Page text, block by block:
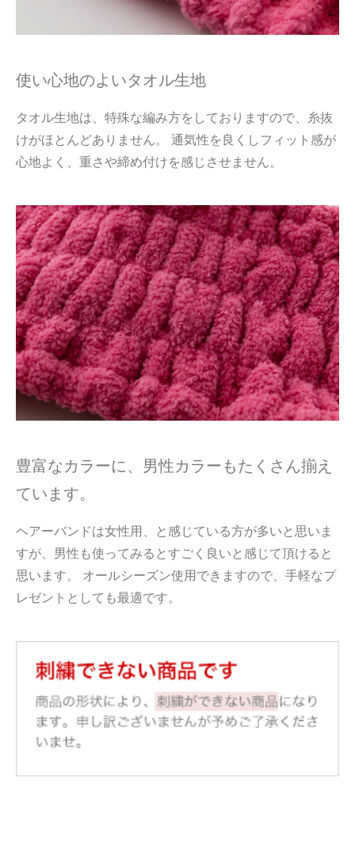
使い心地のよいタオル生地
タオル生地は、特殊な編み方をしておりますので、糸抜
けがほとんどありません。 通気性を良くしフィット感が
心地よく、重さや締め付けを感じさせません。
豊富なカラーに、男性カラーもたくさん揃え
ています。
ヘアーバンドは女性用、と感じている方が多いと思いま
すが、男性も使ってみるとすごく良いと感じて頂けると
思います。 オールシーズン使用できますので、手軽なプ
レゼントとしても最適です。